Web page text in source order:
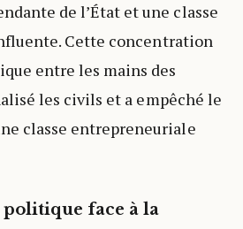
de l’État et une classe
Cette concentration
entre les mains des
les civils et a empêché le
classe entrepreneuriale
politique face à la